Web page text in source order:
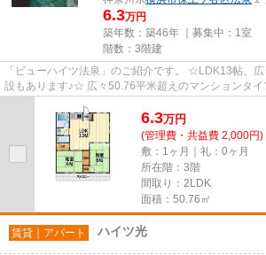
6.3万円
築年数：築46年 ｜募集中： 1室
階数：3階建
「ビューハイツ法泉」のご紹介です。 ☆LDK13帖、
設もあります♪☆ 広々50.76平米超えのマンションタイ
6.3万円
(管理費・共益費 2,000円)
敷：1ヶ月｜礼：0ヶ月
所在階：3階
間取り：2LDK
面積：50.76㎡
賃貸｜アパート ハイツ光